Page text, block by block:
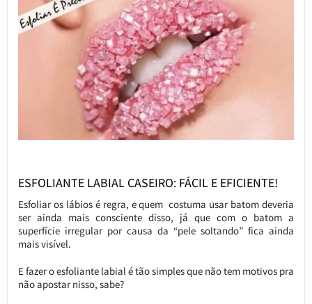
ESFOLIANTE LABIAL CASEIRO: FÁCIL E EFICIENTE!
Esfoliar os lábios é regra, e quem costuma usar batom deveria
ser ainda mais consciente disso, já que com o batom a
superfície irregular por causa da “pele soltando” fica ainda
mais visível.
E fazer o esfoliante labial é tão simples que não tem motivos pra
não apostar nisso, sabe?